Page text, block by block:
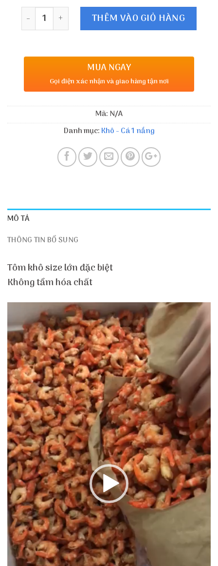
Số lượng THÊM VÀO GIỎ HÀNG
MUA NGAY
Gọi điện xác nhận và giao hàng tận nơi
Mã: N/A
Danh mục: Khô - Cá 1 nắng
MÔ TẢ
THÔNG TIN BỔ SUNG
Tôm khô size lớn đặc biệt
Không tẩm hóa chất
chơi
Video